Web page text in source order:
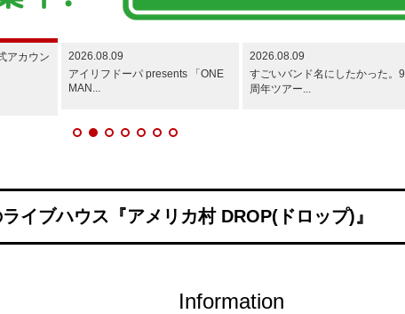
アカウン
2026.08.09
アイリフドーパ presents 「ONE
MAN...
2026.08.09
すごいバンド名にしたかった。9
周年ツアー...
イブハウス『アメリカ村 DROP(ドロップ)』
Information